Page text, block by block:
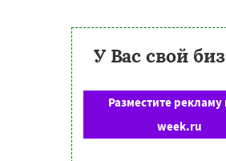
У Вас свой
Разместите рекламу
week.ru